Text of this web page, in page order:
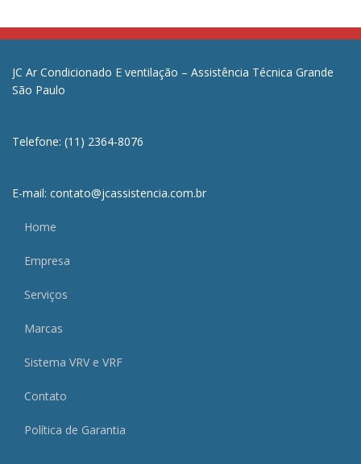
JC Ar Condicionado E ventilação – Assistência Técnica Grande
São Paulo
Telefone: (11) 2364-8076
E-mail: contato@jcassistencia.com.br
Home
Empresa
Serviços
Marcas
Sistema VRV e VRF
Contato
Política de Garantia